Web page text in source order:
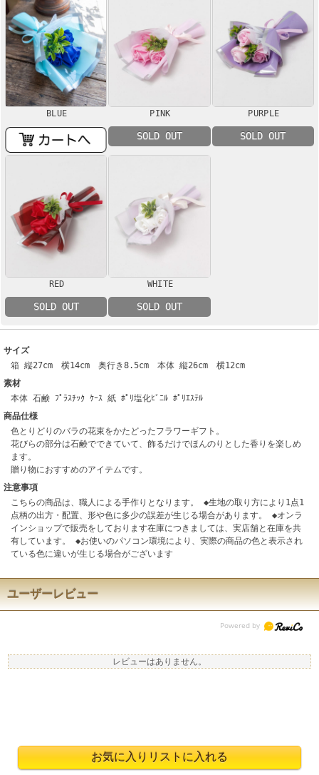
BLUE PINK
SOLD OUT
PURPLE
SOLD OUT
RED
SOLD OUT
WHITE
SOLD OUT
サイズ
箱 縦27cm 横14cm 奥行き8.5cm 本体 縦26cm 横12cm
素材
本体 石鹸 ﾌﾟﾗｽﾁｯｸ ｹｰｽ 紙 ﾎﾟﾘ塩化ﾋﾞﾆﾙ ﾎﾟﾘｴｽﾃﾙ
商品仕様
色とりどりのバラの花束をかたどったフラワーギフト。
花びらの部分は石鹸でできていて、飾るだけでほんのりとした香りを楽しめ
ます。
贈り物におすすめのアイテムです。
注意事項
こちらの商品は、職人による手作りとなります。 ◆生地の取り方により1点1
点柄の出方・配置、形や色に多少の誤差が生じる場合があります。 ◆オンラ
インショップで販売をしております在庫につきましては、実店舗と在庫を共
有しています。 ◆お使いのパソコン環境により、実際の商品の色と表示され
ている色に違いが生じる場合がございます
ユーザーレビュー
レビューはありません。